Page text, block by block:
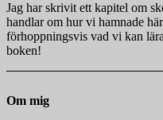
Jag har skrivit ett kapitel om
handlar om hur vi hamnade
förhoppningsvis vad vi kan
boken!
Om mig